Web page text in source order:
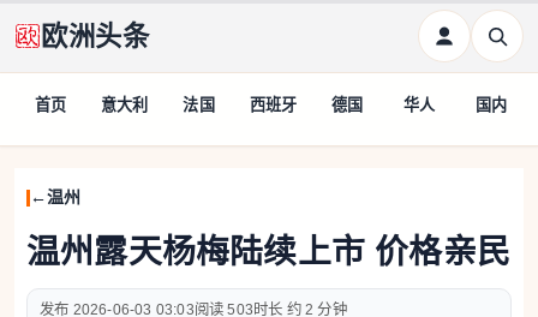
欧洲头条
首页 意大利 法国 西班牙 德国 华人 国内
温州
温州露天杨梅陆续上市 价格亲民
2026-06-03 03:03 503 约 2 分钟